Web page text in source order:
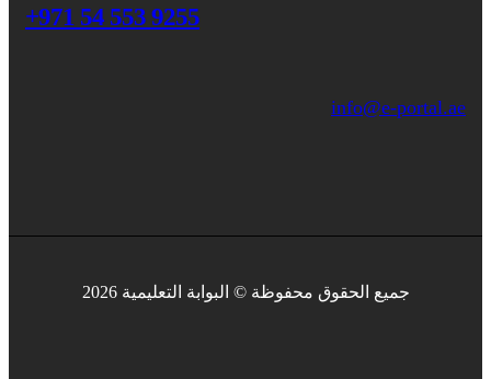
+971 54 553 9255
info@e-portal.ae
جميع الحقوق محفوظة © البوابة التعليمية 2026